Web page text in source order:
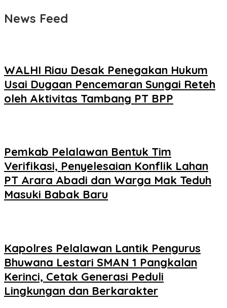
News Feed
WALHI Riau Desak Penegakan Hukum
Usai Dugaan Pencemaran Sungai Reteh
oleh Aktivitas Tambang PT BPP
Pemkab Pelalawan Bentuk Tim
Verifikasi, Penyelesaian Konflik Lahan
PT Arara Abadi dan Warga Mak Teduh
Masuki Babak Baru
Kapolres Pelalawan Lantik Pengurus
Bhuwana Lestari SMAN 1 Pangkalan
Kerinci, Cetak Generasi Peduli
Lingkungan dan Berkarakter